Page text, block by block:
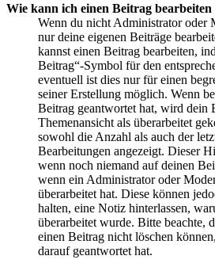
Wie kann ich einen Beitrag bearbeiten
Wenn du nicht Administrator oder
nur deine eigenen Beiträge
kannst einen Beitrag bearbeiten,
Beitrag“-Symbol für den
eventuell ist dies nur für einen
seiner Erstellung möglich. Wenn
Beitrag geantwortet hat, wird dein
Themenansicht als überarbeitet
sowohl die Anzahl als auch der
Bearbeitungen angezeigt. Dieser
wenn noch niemand auf deinen
wenn ein Administrator oder
überarbeitet hat. Diese können
halten, eine Notiz hinterlassen,
überarbeitet wurde. Bitte beachte,
einen Beitrag nicht löschen
darauf geantwortet hat.